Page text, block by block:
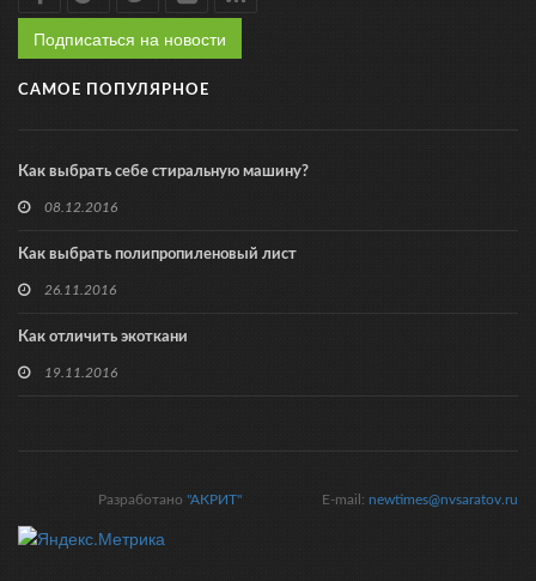
Подписаться на новости
САМОЕ ПОПУЛЯРНОЕ
Как выбрать себе стиральную машину?
08.12.2016
Как выбрать полипропиленовый лист
26.11.2016
Как отличить экоткани
19.11.2016
E-mail: newtimes@nvsaratov.ru
Разработано "АКРИТ"